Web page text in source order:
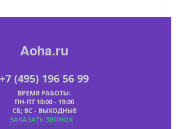
Aoha.ru
+7 (495) 196 56 99
ВРЕМЯ РАБОТЫ:
ПН-ПТ 10:00 - 19:00
СБ; ВС - ВЫХОДНЫЕ
ЗАКАЗАТЬ ЗВОНОК